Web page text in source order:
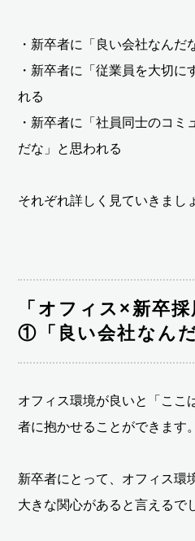
・新卒者に「良い会社なんだ
・新卒者に「従業員を大切に
れる
・新卒者に「社員同士のコミ
だな」と思われる
それぞれ詳しく見ていきまし
「オフィス×新卒
①「良い会社なん
オフィス環境が良いと「ここ
者に抱かせることができます。
新卒者にとって、オフィス環
大きな関心があると言えるで